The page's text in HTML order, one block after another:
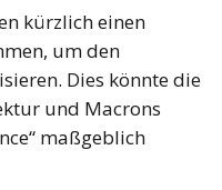
kürzlich einen
um den
Dies könnte die
und Macrons
maßgeblich